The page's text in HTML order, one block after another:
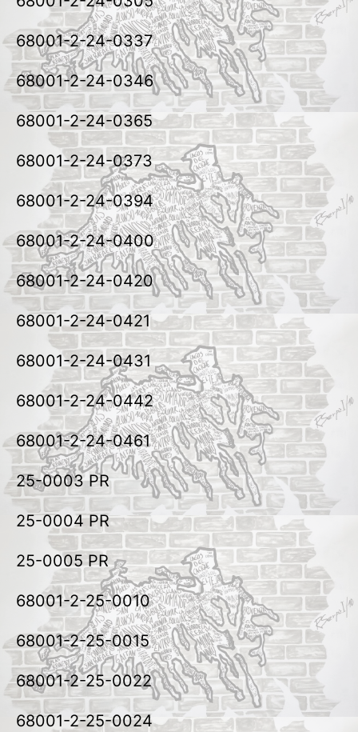
68001-2-24-0337
68001-2-24-0346
68001-2-24-0365
68001-2-24-0373
68001-2-24-0394
68001-2-24-0400
68001-2-24-0420
68001-2-24-0421
68001-2-24-0431
68001-2-24-0442
68001-2-24-0461
25-0003 PR
25-0004 PR
25-0005 PR
68001-2-25-0010
68001-2-25-0015
68001-2-25-0022
68001-2-25-0024